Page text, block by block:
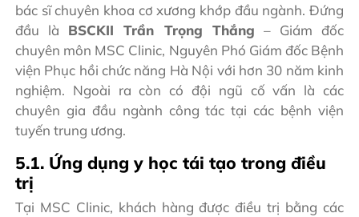
bác sĩ chuyên khoa cơ xương khớp đầu ngành. Đứng
đầu là BSCKII Trần Trọng Thắng – Giám đốc
chuyên môn MSC Clinic, Nguyên Phó Giám đốc Bệnh
viện Phục hồi chức năng Hà Nội với hơn 30 năm kinh
nghiệm. Ngoài ra còn có đội ngũ cố vấn là các
chuyên gia đầu ngành công tác tại các bệnh viện
tuyến trung ương.
5.1. Ứng dụng y học tái tạo trong điều
trị
Tại MSC Clinic, khách hàng được điều trị bằng các